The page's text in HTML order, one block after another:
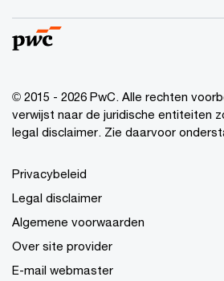
© 2015 - 2026 PwC. Alle rechten
verwijst naar de juridische entiteiten
legal disclaimer. Zie daarvoor
Privacybeleid
Legal disclaimer
Algemene voorwaarden
Over site provider
E-mail webmaster